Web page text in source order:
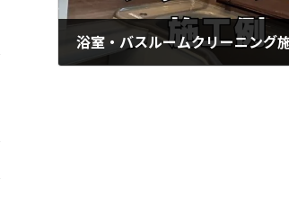
浴室・バスルームクリーニング